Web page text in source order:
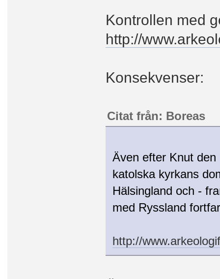
Kontrollen med
http://
Konsekvenser:
Citat från: Boreas
Även efter Knut
katolska kyrkans
Hälsingland och -
med Ryssland
http://